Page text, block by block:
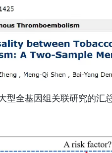
型全基因组关联研究的汇